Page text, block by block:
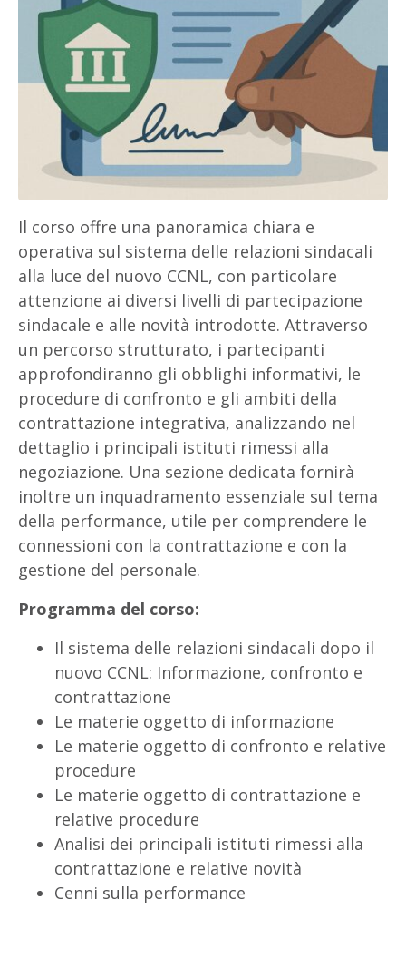
Il corso offre una panoramica chiara e
operativa sul sistema delle relazioni sindacali
alla luce del nuovo CCNL, con particolare
attenzione ai diversi livelli di partecipazione
sindacale e alle novità introdotte. Attraverso
un percorso strutturato, i partecipanti
approfondiranno gli obblighi informativi, le
procedure di confronto e gli ambiti della
contrattazione integrativa, analizzando nel
dettaglio i principali istituti rimessi alla
negoziazione. Una sezione dedicata fornirà
inoltre un inquadramento essenziale sul tema
della performance, utile per comprendere le
connessioni con la contrattazione e con la
gestione del personale.
Programma del corso:
Il sistema delle relazioni sindacali dopo il
nuovo CCNL: Informazione, confronto e
contrattazione
Le materie oggetto di informazione
Le materie oggetto di confronto e relative
procedure
Le materie oggetto di contrattazione e
relative procedure
Analisi dei principali istituti rimessi alla
contrattazione e relative novità
Cenni sulla performance